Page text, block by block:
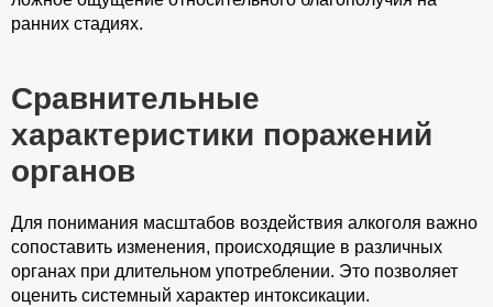
ранних стадиях.
Сравнительные
характеристики поражений
органов
Для понимания масштабов воздействия алкоголя важно
сопоставить изменения, происходящие в различных
органах при длительном употреблении. Это позволяет
оценить системный характер интоксикации.